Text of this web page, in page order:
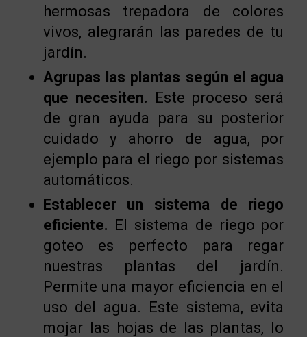
hermosas trepadora de colores
vivos, alegrarán las paredes de tu
jardín.
Agrupas las plantas según el agua
que necesiten. Este proceso será
de gran ayuda para su posterior
cuidado y ahorro de agua, por
ejemplo para el riego por sistemas
automáticos.
Establecer un sistema de riego
eficiente. El sistema de riego por
goteo es perfecto para regar
nuestras plantas del jardín.
Permite una mayor eficiencia en el
uso del agua. Este sistema, evita
mojar las hojas de las plantas, lo